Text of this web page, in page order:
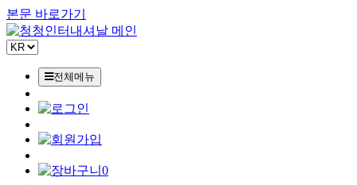
본문 바로가기
전체메뉴
0